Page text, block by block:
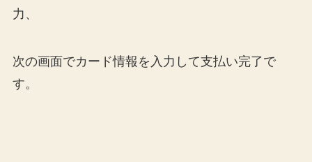
力、
次の画面でカード情報を入力して支払い完了で
す。